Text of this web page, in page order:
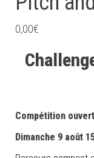
0,00€
Compétition
Dimanche 9 août